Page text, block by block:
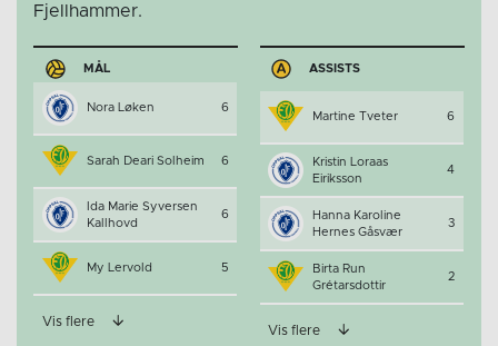
Fjellhammer.
MÅL
Nora Løken 6
Sarah Deari Solheim 6
Ida Marie Syversen
Kallhovd
6
My Lervold 5
Vis flere
ASSISTS
Martine Tveter 6
Kristin Loraas
Eiriksson
4
Hanna Karoline
Hernes Gåsvær
3
Birta Run
Grétarsdottir
2
Vis flere